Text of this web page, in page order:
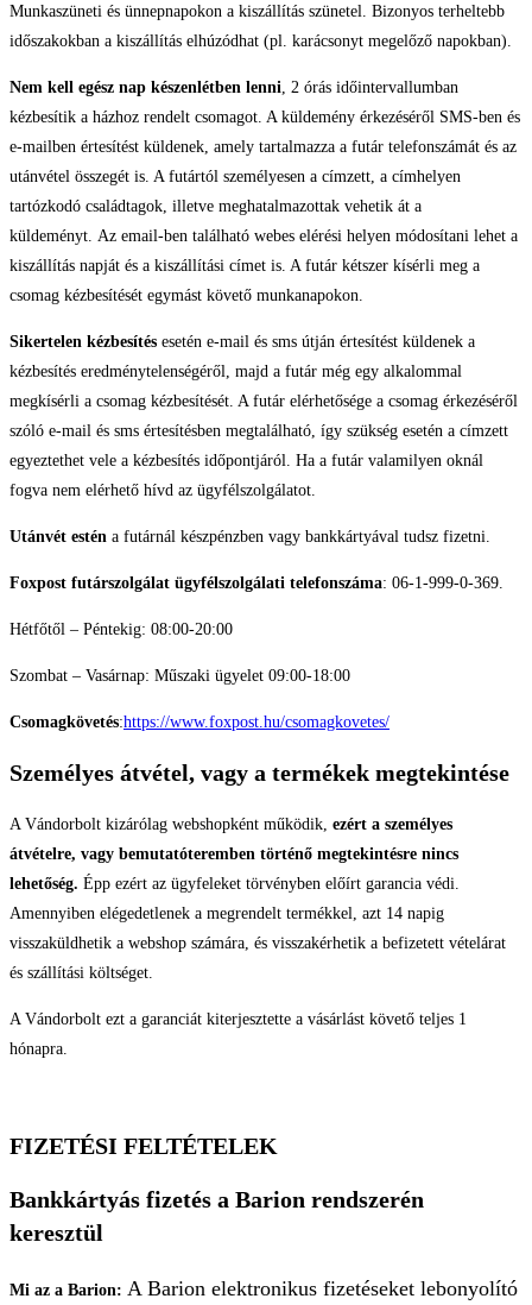
Munkaszüneti és ünnepnapokon a kiszállítás szünetel. Bizonyos terheltebb
időszakokban a kiszállítás elhúzódhat (pl. karácsonyt megelőző napokban).
Nem kell egész nap készenlétben lenni , 2 órás időintervallumban
kézbesítik a házhoz rendelt csomagot. A küldemény érkezéséről SMS-ben és
e-mailben értesítést küldenek, amely tartalmazza a futár telefonszámát és az
utánvétel összegét is. A futártól személyesen a címzett, a címhelyen
tartózkodó családtagok, illetve meghatalmazottak vehetik át a
küldeményt. Az email-ben található webes elérési helyen módosítani lehet a
kiszállítás napját és a kiszállítási címet is. A futár kétszer kísérli meg a
csomag kézbesítését egymást követő munkanapokon.
Sikertelen kézbesítés esetén e-mail és sms útján értesítést küldenek a
kézbesítés eredménytelenségéről, majd a futár még egy alkalommal
megkísérli a csomag kézbesítését. A futár elérhetősége a csomag érkezéséről
szóló e-mail és sms értesítésben megtalálható, így szükség esetén a címzett
egyeztethet vele a kézbesítés időpontjáról. Ha a futár valamilyen oknál
fogva nem elérhető hívd az ügyfélszolgálatot.
Utánvét estén a futárnál készpénzben vagy bankkártyával tudsz fizetni.
Foxpost futárszolgálat ügyfélszolgálati telefonszáma: 06-1-999-0-369.
Hétfőtől – Péntekig: 08:00-20:00
Szombat – Vasárnap: Műszaki ügyelet 09:00-18:00
Csomagkövetés:https://www.foxpost.hu/csomagkovetes/
Személyes átvétel, vagy a termékek megtekintése
A Vándorbolt kizárólag webshopként működik, ezért a személyes
átvételre, vagy bemutatóteremben történő megtekintésre nincs
lehetőség. Épp ezért az ügyfeleket törvényben előírt garancia védi.
Amennyiben elégedetlenek a megrendelt termékkel, azt 14 napig
visszaküldhetik a webshop számára, és visszakérhetik a befizetett vételárat
és szállítási költséget.
A Vándorbolt ezt a garanciát kiterjesztette a vásárlást követő teljes 1
hónapra.
FIZETÉSI FELTÉTELEK
Bankkártyás fizetés a Barion rendszerén
keresztül
Mi az a Barion: A Barion elektronikus fizetéseket lebonyolító